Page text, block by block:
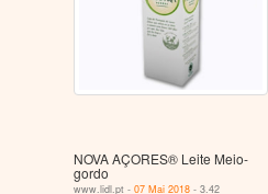
NOVA AÇORES® Leite Meio-
gordo
www.lidl.pt -07 Mai 2018 - 3.42